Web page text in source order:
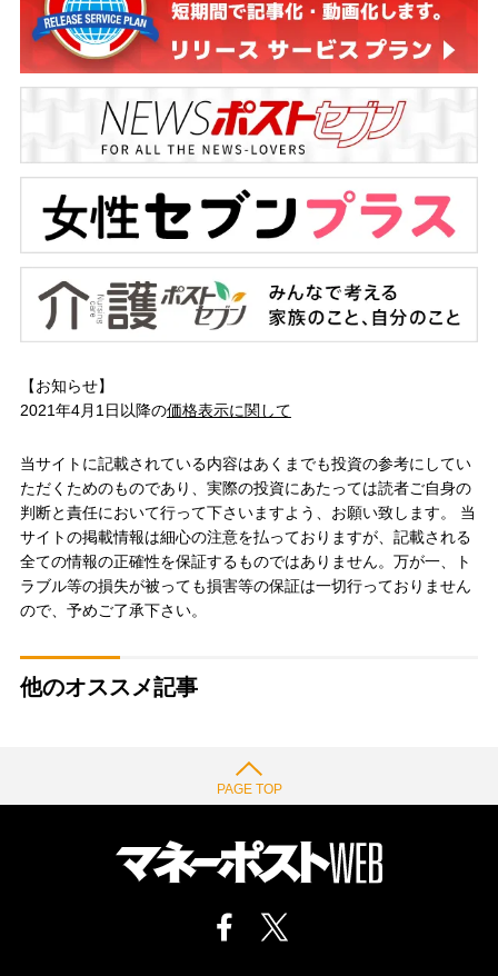
【お知らせ】
2021年4月1日以降の価格表示に関して
当サイトに記載されている内容はあくまでも投資の参考にしてい
ただくためのものであり、実際の投資にあたっては読者ご自身の
判断と責任において行って下さいますよう、お願い致します。 当
サイトの掲載情報は細心の注意を払っておりますが、記載される
全ての情報の正確性を保証するものではありません。万が一、ト
ラブル等の損失が被っても損害等の保証は一切行っておりません
ので、予めご了承下さい。
他のオススメ記事
PAGE TOP